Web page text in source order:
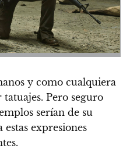
y como cualquiera
Pero seguro
serían de su
estas expresiones